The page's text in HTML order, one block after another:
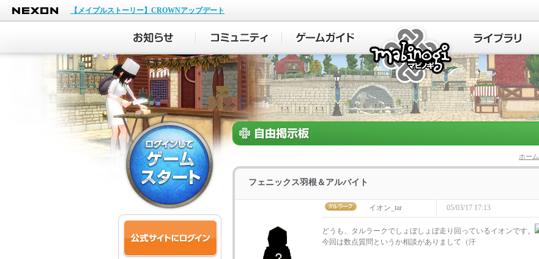
NEXON
【メイプルストーリー】CROWNアップデート
マビノギ
ホーム
フェニックス羽根＆アルバイト
イオン_tar 05/03/17 17:13
どうも、タルラークでしょぼしょぼ走り回っているイオンです。
今回は数点質問というか相談がありまして（汗